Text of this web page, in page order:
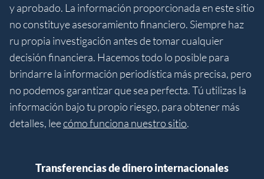
y aprobado. La información proporcionada en este sitio
no constituye asesoramiento financiero. Siempre haz
ru propia investigación antes de tomar cualquier
decisión financiera. Hacemos todo lo posible para
brindarre la información periodística más precisa, pero
no podemos garantizar que sea perfecta. Tú utilizas la
información bajo tu propio riesgo, para obtener más
detalles, leecómo funciona nuestro sitio.
Transferencias de dinero internacionales